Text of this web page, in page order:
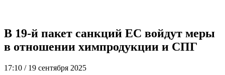
В 19-й пакет санкций ЕС войдут меры
в отношении химпродукции и СПГ
17:10 / 19 сентября 2025